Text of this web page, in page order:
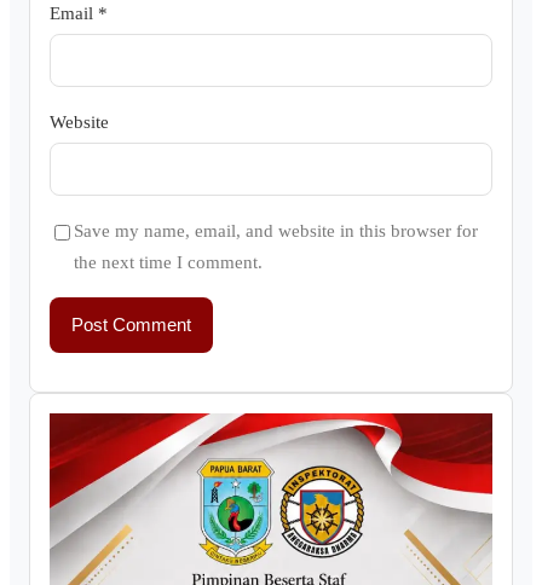
Email *
Website
Save my name, email, and website in this browser for
the next time I comment.